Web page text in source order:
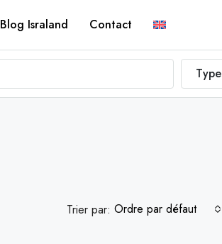
Blog Israland Contact
Type
Trier par: Ordre par défaut